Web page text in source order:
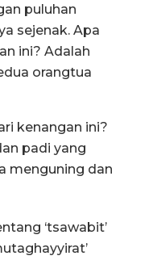
puluhan
sejenak. Apa
ini? Adalah
orangtua
kenangan ini?
padi yang
menguning dan
‘tsawabit’